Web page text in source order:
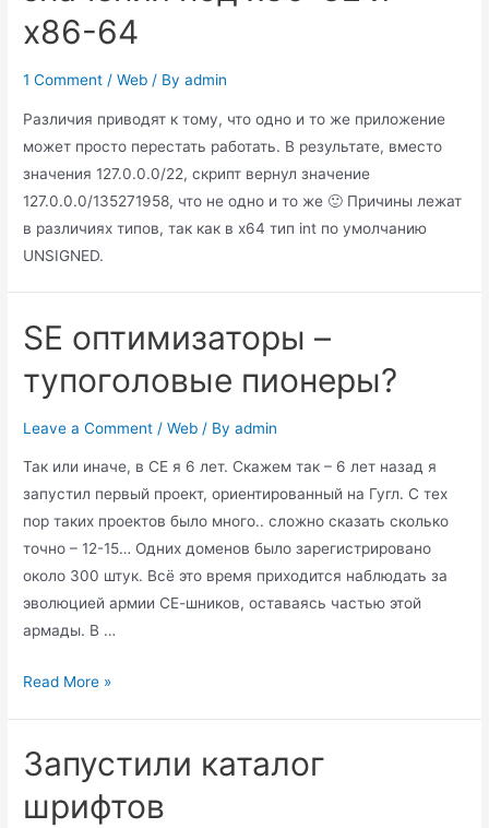
резким
при
использовании
CFileCache
во
фреймворке
Yii
x86-64
1 Comment /Web / Byadmin
Различия приводят к тому, что одно и то же приложение
может просто перестать работать. В результате, вместо
значения 127.0.0.0/22, скрипт вернул значение
127.0.0.0/135271958, что не одно и то же 🙂 Причины лежат
в различиях типов, так как в x64 тип int по умолчанию
UNSIGNED.
SE оптимизаторы –
тупоголовые пионеры?
Leave a Comment /Web / Byadmin
Так или иначе, в СЕ я 6 лет. Скажем так – 6 лет назад я
запустил первый проект, ориентированный на Гугл. С тех
пор таких проектов было много.. сложно сказать сколько
точно – 12-15… Одних доменов было зарегистрировано
около 300 штук. Всё это время приходится наблюдать за
эволюцией армии СЕ-шников, оставаясь частью этой
армады. В …
SE
тупоголовые
Read More »
Запустили каталог
шрифтов